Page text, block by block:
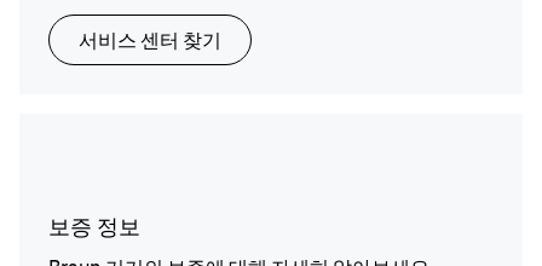
서비스 센터 찾기
보증 정보